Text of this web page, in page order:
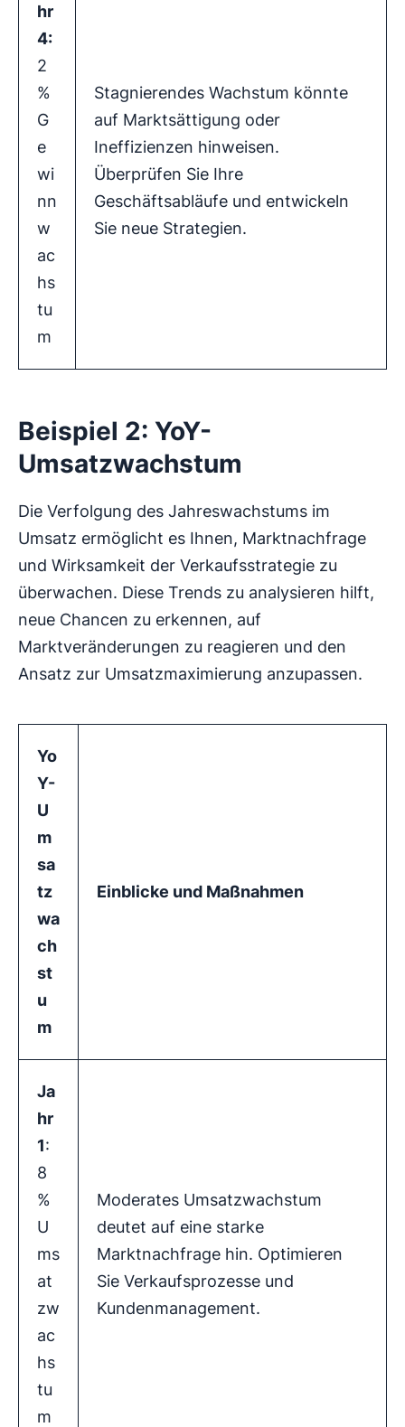
hr
4:
2
%
G
e
wi
nn
w
ac
hs
tu
m
Stagnierendes Wachstum könnte
auf Marktsättigung oder
Ineffizienzen hinweisen.
Überprüfen Sie Ihre
Geschäftsabläufe und entwickeln
Sie neue Strategien.
Beispiel 2: YoY-
Umsatzwachstum
Die Verfolgung des Jahreswachstums im
Umsatz ermöglicht es Ihnen, Marktnachfrage
und Wirksamkeit der Verkaufsstrategie zu
überwachen. Diese Trends zu analysieren hilft,
neue Chancen zu erkennen, auf
Marktveränderungen zu reagieren und den
Ansatz zur Umsatzmaximierung anzupassen.
Yo
Y-
U
m
sa
tz
wa
ch
st
u
m
Einblicke und Maßnahmen
Ja
hr
1:
8
%
U
ms
at
zw
ac
hs
tu
m
Moderates Umsatzwachstum
deutet auf eine starke
Marktnachfrage hin. Optimieren
Sie Verkaufsprozesse und
Kundenmanagement.